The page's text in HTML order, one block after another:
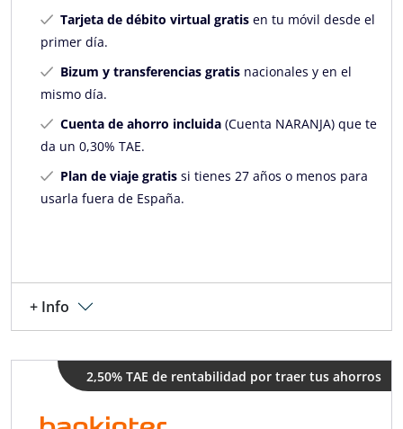
Tarjeta de débito virtual gratisen tu móvil desde el
primer día.
Bizum y transferencias gratisnacionales y en el
mismo día.
Cuenta de ahorro incluida(Cuenta NARANJA) que te
da un 0,30% TAE.
Plan de viaje gratissi tienes 27 años o menos para
usarla fuera de España.
+ Info
2,50% TAE de rentabilidad por traer tus ahorros